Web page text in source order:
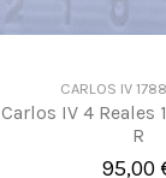
CARLOS IV
Carlos IV 4 Reales
R
95,00